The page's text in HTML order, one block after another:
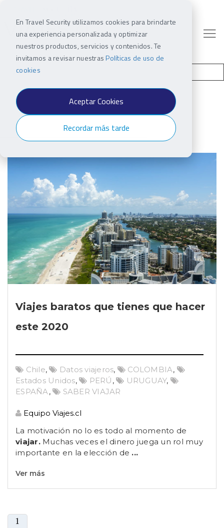
En Travel Security utilizamos cookies para brindarte
una experiencia personalizada y optimizar
nuestros productos, servicios y contenidos. Te
invitamos a revisar nuestrasPolíticas de uso de
cookies
Aceptar Cookies
Recordar más tarde
Viajes baratos que tienes que hacer
este 2020
Chile, Datos viajeros, COLOMBIA,
Estados Unidos, PERÚ , URUGUAY,
ESPAÑA, SABER VIAJAR
Equipo Viajes.cl
La motivación no lo es todo al momento de
viajar.Muchas veces el dinero juega un rol muy
importante en la elección de ...
Ver más
1